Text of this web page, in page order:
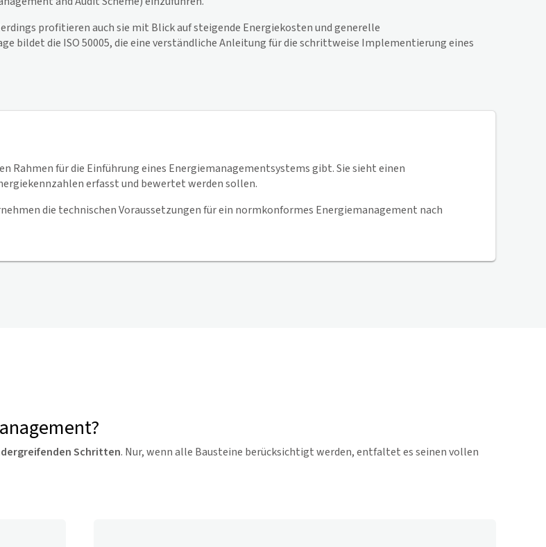
profitieren auch sie mit Blick auf steigende Energiekosten und generelle
bildet die ISO 50005, die eine verständliche Anleitung für die schrittweise Implementierung eines
Rahmen für die Einführung eines Energiemanagementsystems gibt. Sie sieht einen
erfasst und bewertet werden sollen.
die technischen Voraussetzungen für ein normkonformes Energiemanagement nach
Schritten. Nur, wenn alle Bausteine berücksichtigt werden, entfaltet es seinen vollen